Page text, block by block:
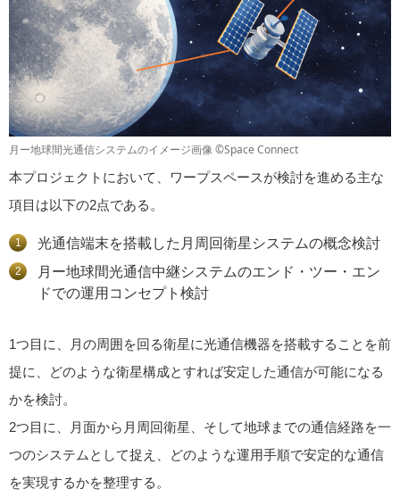
月ー地球間光通信システムのイメージ画像 ©Space Connect
本プロジェクトにおいて、ワープスペースが検討を進める主な
項目は以下の2点である。
光通信端末を搭載した月周回衛星システムの概念検討
月ー地球間光通信中継システムのエンド・ツー・エン
ドでの運用コンセプト検討
1つ目に、月の周囲を回る衛星に光通信機器を搭載することを前
提に、どのような衛星構成とすれば安定した通信が可能になる
かを検討。
2つ目に、月面から月周回衛星、そして地球までの通信経路を一
つのシステムとして捉え、どのような運用手順で安定的な通信
を実現するかを整理する。